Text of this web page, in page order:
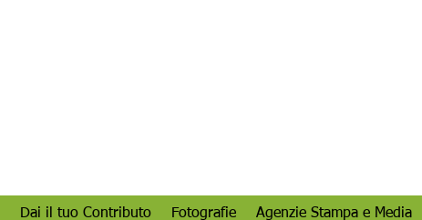
Dai il tuo Contributo Fotografie Agenzie Stampa e Media